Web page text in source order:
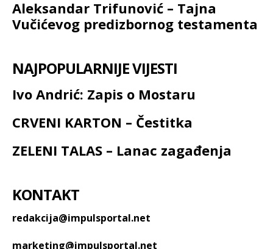
Aleksandar Trifunović – Tajna
Vučićevog predizbornog testamenta
NAJPOPULARNIJE VIJESTI
Ivo Andrić: Zapis o Mostaru
CRVENI KARTON – Čestitka
ZELENI TALAS – Lanac zagađenja
KONTAKT
redakcija@impulsportal.net
marketing@impulsportal.net